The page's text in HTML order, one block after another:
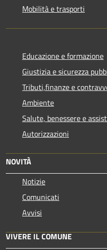
Mobilità e trasporti
Educazione e formazione
Giustizia e sicurezza
Tributi,finanze e
Ambiente
Salute, benessere e
Autorizzazioni
NOVITÀ
Notizie
Comunicati
Avvisi
VIVERE IL COMUNE